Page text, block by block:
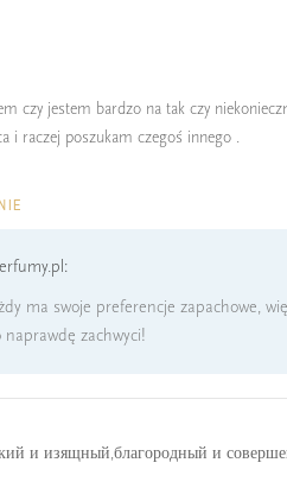
czy jestem bardzo na tak czy
i raczej poszukam czegoś innego .
NIE
ma swoje preferencje zapachowe,
zachwyci!
и изящный,благородный и